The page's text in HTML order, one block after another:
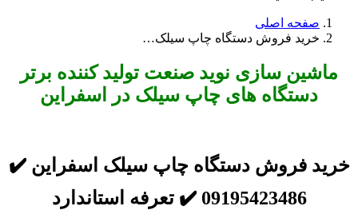
صفحه اصلی
خرید فروش دستگاه چاپ سیلک…
ماشین سازی نوید صنعت تولید کننده برتر
دستگاه های چاپ سیلک در اسفراین
خرید فروش دستگاه چاپ سیلک اسفراین ✔️
09195423486 ✔️ تعرفه استاندارد